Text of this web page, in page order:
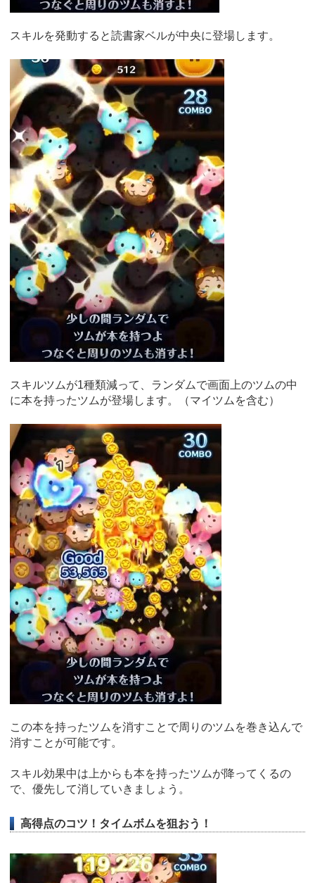
スキルを発動すると読書家ベルが中央に登場します。
スキルツムが1種類減って、ランダムで画面上のツムの中
に本を持ったツムが登場します。（マイツムを含む）
この本を持ったツムを消すことで周りのツムを巻き込んで
消すことが可能です。
スキル効果中は上からも本を持ったツムが降ってくるの
で、優先して消していきましょう。
高得点のコツ！タイムボムを狙おう！